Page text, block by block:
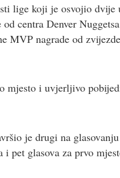
lige koji je osvojio dvije
centra Denver Nuggetsa
MVP nagrade od
mjesto i uvjerljivo
je drugi na
pet glasova za prvo